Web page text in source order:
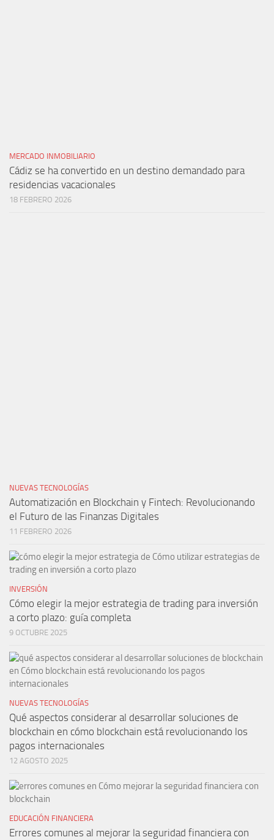
MERCADO INMOBILIARIO
Cádiz se ha convertido en un destino demandado para
residencias vacacionales
18 FEBRERO 2026
NUEVAS TECNOLOGÍAS
Automatización en Blockchain y Fintech: Revolucionando
el Futuro de las Finanzas Digitales
11 FEBRERO 2026
INVERSIÓN
Cómo elegir la mejor estrategia de trading para inversión
a corto plazo: guía completa
9 OCTUBRE 2025
NUEVAS TECNOLOGÍAS
Qué aspectos considerar al desarrollar soluciones de
blockchain en cómo blockchain está revolucionando los
pagos internacionales
12 AGOSTO 2025
EDUCACIÓN FINANCIERA
Errores comunes al mejorar la seguridad financiera con